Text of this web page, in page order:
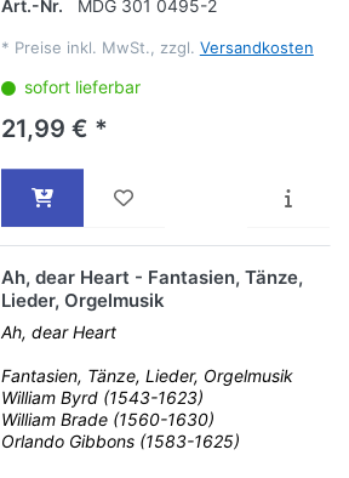
Art.-Nr. MDG 301 0495-2
* Preise inkl. MwSt., zzgl. Versandkosten
sofort lieferbar
21,99 € *
Ah, dear Heart - Fantasien, Tänze,
Lieder, Orgelmusik
Ah, dear Heart
Fantasien, Tänze, Lieder, Orgelmusik
William Byrd (1543-1623)
William Brade (1560-1630)
Orlando Gibbons (1583-1625)